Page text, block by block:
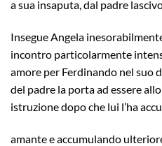
a sua insaputa, dal padre
Insegue Angela
incontro particolarmente
amore per Ferdinando nel suo
del padre la porta ad essere
istruzione dopo che lui l’ha
amante e accumulando